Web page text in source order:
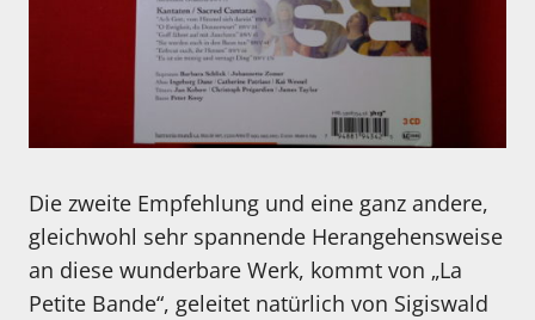
Die zweite Empfehlung und eine ganz andere,
gleichwohl sehr spannende Herangehensweise
an diese wunderbare Werk, kommt von „La
Petite Bande“, geleitet natürlich von Sigiswald